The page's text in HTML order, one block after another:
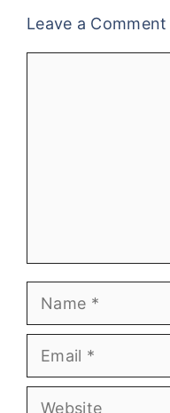
Leave a Comment
Name
Email
Website